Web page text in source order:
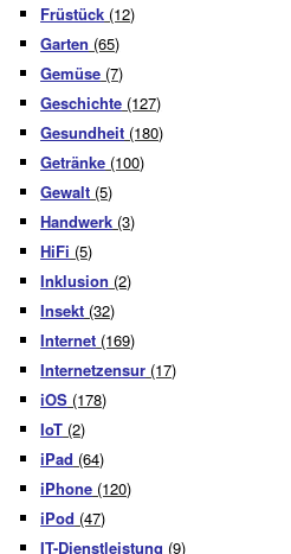
Früstück (12)
Garten (65)
Gemüse (7)
Geschichte (127)
Gesundheit (180)
Getränke (100)
Gewalt (5)
Handwerk (3)
HiFi (5)
Inklusion (2)
Insekt (32)
Internet (169)
Internetzensur (17)
iOS (178)
IoT (2)
iPad (64)
iPhone (120)
iPod (47)
IT-Dienstleistung (9)